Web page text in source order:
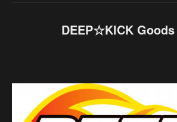
DEEP☆KICK